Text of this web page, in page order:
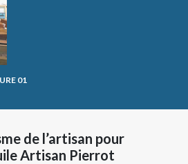
01
de l’artisan pour
Artisan Pierrot